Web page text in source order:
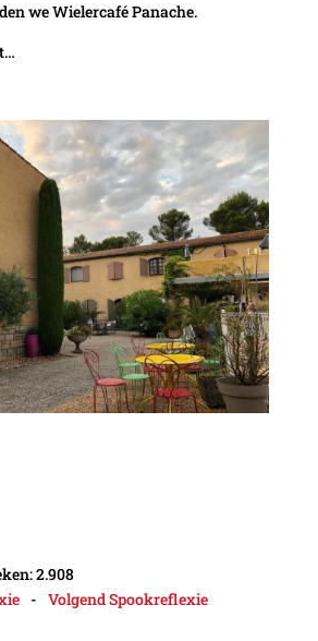
we Wielercafé Panache.
2.908
- Volgend Spookreflexie